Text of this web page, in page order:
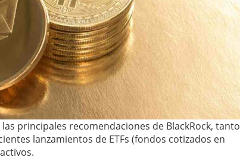
principales recomendaciones de BlackRock, tanto
lanzamientos de ETFs (fondos cotizados en